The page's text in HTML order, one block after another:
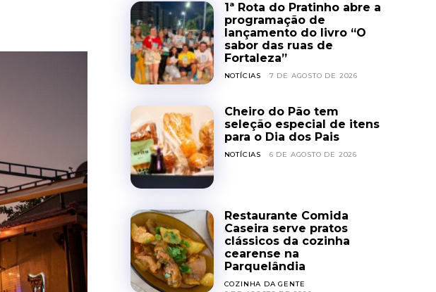
1ª Rota do Pratinho abre a
programação de
lançamento do livro “O
sabor das ruas de
Fortaleza”
NOTÍCIAS 7 DE AGOSTO DE 2026
Cheiro do Pão tem
seleção especial de itens
para o Dia dos Pais
NOTÍCIAS 6 DE AGOSTO DE 2026
Restaurante Comida
Caseira serve pratos
clássicos da cozinha
cearense na
Parquelândia
COZINHA DA GENTE